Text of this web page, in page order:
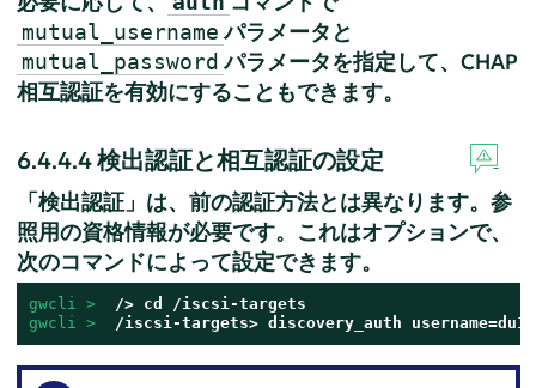
mutual_username パラメータと
mutual_password パラメータを指定して、CHAP
相互認証を有効にすることもできます。
6.4.4.4検出認証と相互認証の設定
「検出認証」は、前の認証方法とは異なります。参
照用の資格情報が必要です。これはオプションで、
次のコマンドによって設定できます。
gwcli >
gwcli >
/iscsi-targets> discovery_auth